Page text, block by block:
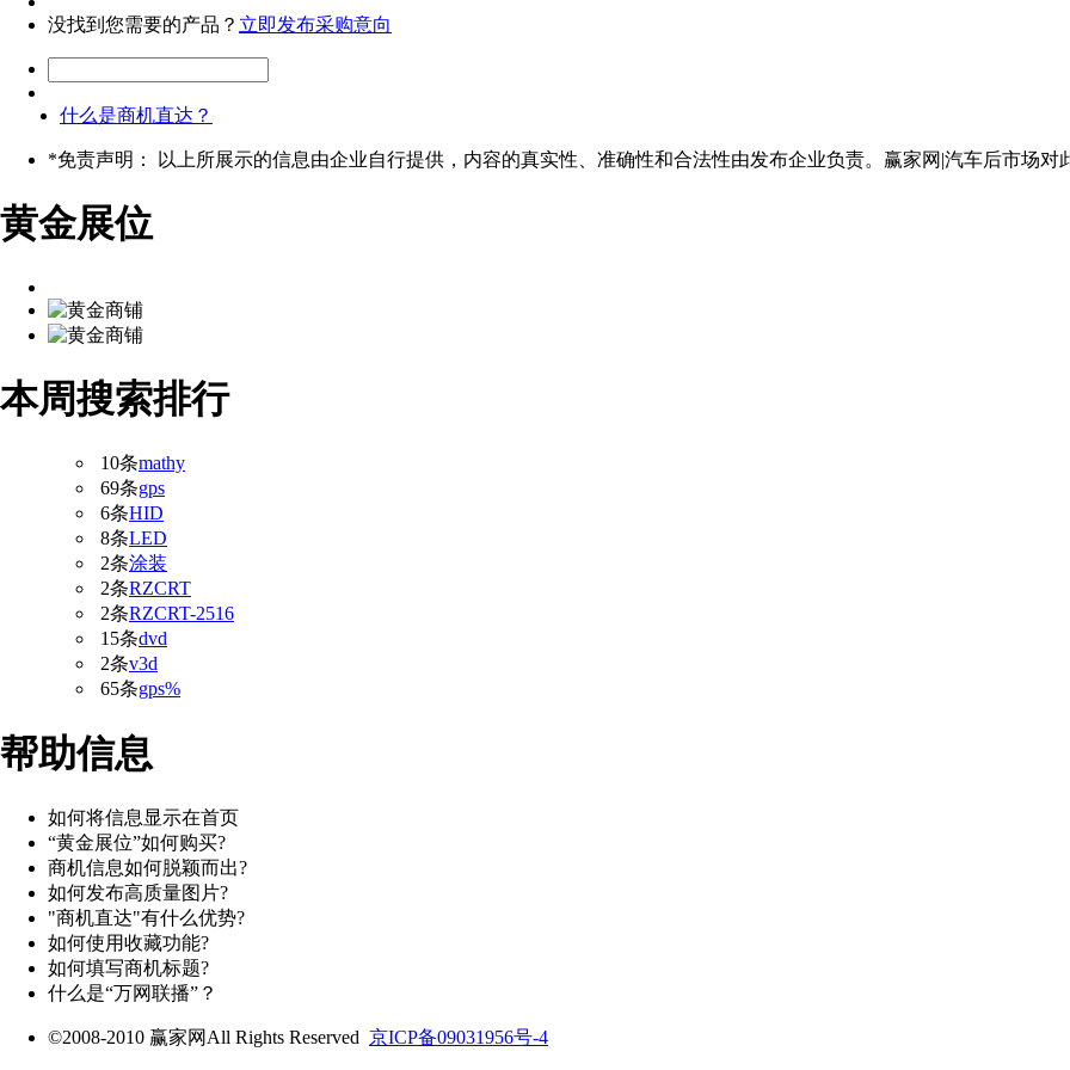
没找到您需要的产品？ 立即发布采购意向
什么是商机直达？
*免责声明： 以上所展示的信息由企业自行提供，内容的真实性、准确性和合法性由发布企业负责。赢家网|汽车后市场对
黄金展位
本周搜索排行
10条mathy
69条gps
6条HID
8条LED
2条涂装
2条RZCRT
2条RZCRT-2516
15条dvd
2条v3d
65条gps%
帮助信息
如何将信息显示在首页
“黄金展位”如何购买?
商机信息如何脱颖而出?
如何发布高质量图片?
"商机直达"有什么优势?
如何使用收藏功能?
如何填写商机标题?
什么是“万网联播”？
©2008-2010 赢家网All Rights Reserved 京ICP备09031956号-4